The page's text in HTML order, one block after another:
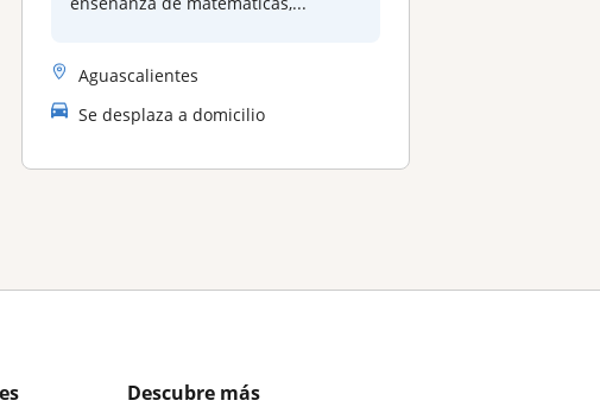
Aguascalientes
Se desplaza a domicilio
Descubre más